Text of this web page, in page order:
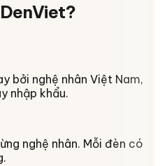
?
bởi nghệ nhân Việt Nam,
nhập khẩu.
nghệ nhân. Mỗi đèn có